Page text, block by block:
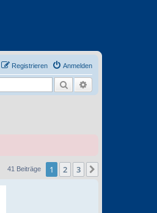
Anmelden
Registrieren
Suche
41 Beiträge 1 2 3